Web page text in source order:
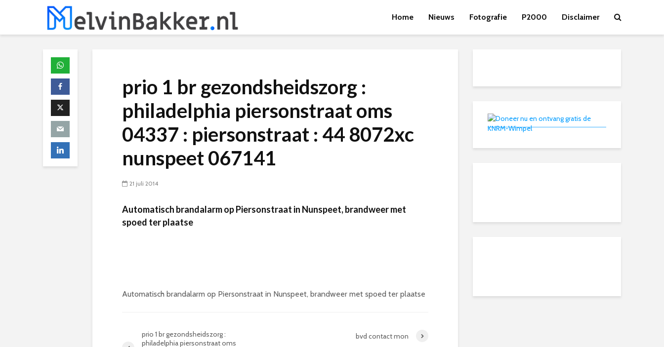
Home Nieuws Fotografie P2000 Disclaimer
prio 1 br gezondsheidszorg :
philadelphia piersonstraat oms
04337 : piersonstraat : 44 8072xc
nunspeet 067141
21 juli 2014
Automatisch brandalarm op Piersonstraat in Nunspeet, brandweer met
spoed ter plaatse
Automatisch brandalarm op Piersonstraat in Nunspeet, brandweer met spoed ter plaatse
prio 1 br gezondsheidszorg :
philadelphia piersonstraat oms
bvd contact mon